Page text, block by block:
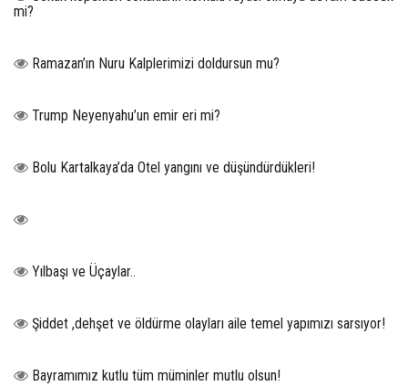
mi?
Ramazan’ın Nuru Kalplerimizi doldursun mu?
Trump Neyenyahu’un emir eri mi?
Bolu Kartalkaya’da Otel yangını ve düşündürdükleri!
Yılbaşı ve Üçaylar..
Şiddet ,dehşet ve öldürme olayları aile temel yapımızı sarsıyor!
Bayramımız kutlu tüm müminler mutlu olsun!